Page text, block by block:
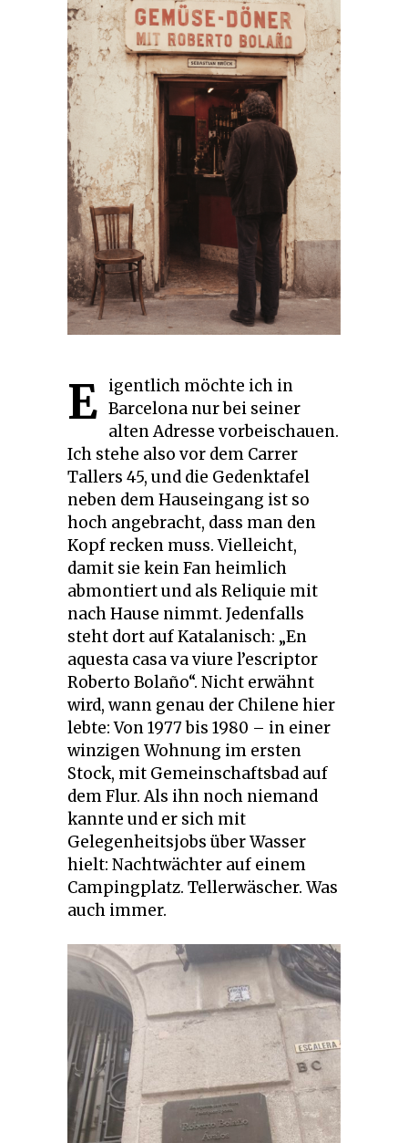
E igentlich möchte ich in
Barcelona nur bei seiner
alten Adresse vorbeischauen.
Ich stehe also vor dem Carrer
Tallers 45, und die Gedenktafel
neben dem Hauseingang ist so
hoch angebracht, dass man den
Kopf recken muss. Vielleicht,
damit sie kein Fan heimlich
abmontiert und als Reliquie mit
nach Hause nimmt. Jedenfalls
steht dort auf Katalanisch: „En
aquesta casa va viure l’escriptor
Roberto Bolaño“. Nicht erwähnt
wird, wann genau der Chilene hier
lebte: Von 1977 bis 1980 – in einer
winzigen Wohnung im ersten
Stock, mit Gemeinschaftsbad auf
dem Flur. Als ihn noch niemand
kannte und er sich mit
Gelegenheitsjobs über Wasser
hielt: Nachtwächter auf einem
Campingplatz. Tellerwäscher. Was
auch immer.